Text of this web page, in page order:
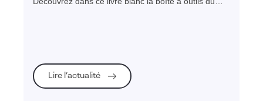
Lire l’actualité